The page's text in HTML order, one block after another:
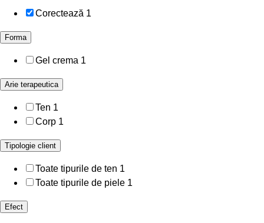
Corectează 1
Forma
Gel crema 1
Arie terapeutica
Ten 1
Corp 1
Tipologie client
Toate tipurile de ten 1
Toate tipurile de piele 1
Efect